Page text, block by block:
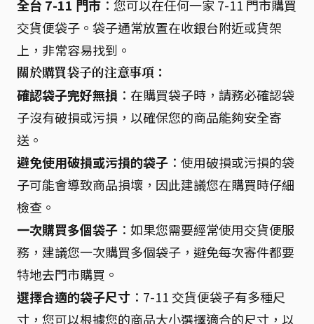
全台 7-11 門市 ：您可以在任何一家 7-11 門市購買
交貨便袋子。袋子通常放置在收銀台附近或貨架
上，非常容易找到。
關於購買袋子的注意事項：
確認袋子完好無損 ：在購買袋子時，請務必確認袋
子沒有破損或污損，以確保您的商品能夠安全寄
送。
避免使用破損或污損的袋子 ：使用破損或污損的袋
子可能會導致商品損壞，因此建議您在購買時仔細
檢查。
一次購買多個袋子 ：如果您需要經常使用交貨便服
務，建議您一次購買多個袋子，避免每次寄件都要
特地去門市購買。
選擇合適的袋子尺寸 ：7-11 交貨便袋子有多種尺
寸，您可以根據您的商品大小選擇適合的尺寸，以